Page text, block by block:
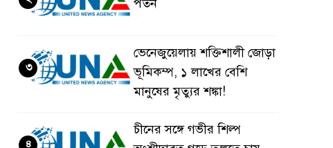
পতন
ভেনেজুয়েলায় শক্তিশালী জোড়া
ভূমিকম্প, ১ লাখের বেশি
মানুষের মৃত্যুর শঙ্কা!
৩
চীনের সঙ্গে গভীর শিল্প
৪